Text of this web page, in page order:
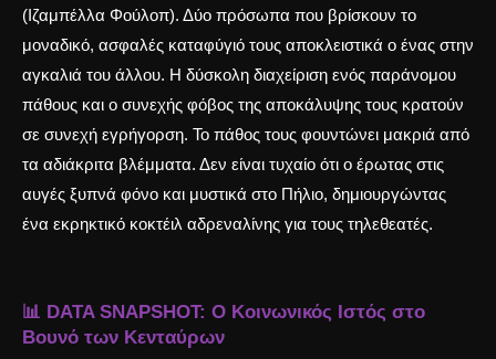
(Ιζαμπέλλα Φούλοπ). Δύο πρόσωπα που βρίσκουν το
μοναδικό, ασφαλές καταφύγιό τους αποκλειστικά ο ένας στην
αγκαλιά του άλλου. Η δύσκολη διαχείριση ενός παράνομου
πάθους και ο συνεχής φόβος της αποκάλυψης τους κρατούν
σε συνεχή εγρήγορση. Το πάθος τους φουντώνει μακριά από
τα αδιάκριτα βλέμματα. Δεν είναι τυχαίο ότι ο έρωτας στις
αυγές ξυπνά φόνο και μυστικά στο Πήλιο, δημιουργώντας
ένα εκρηκτικό κοκτέιλ αδρεναλίνης για τους τηλεθεατές.
📊 DATA SNAPSHOT: Ο Κοινωνικός Ιστός στο
Βουνό των Κενταύρων